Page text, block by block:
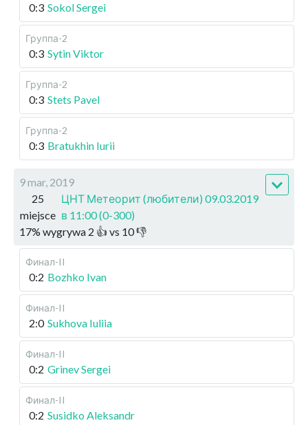
0:3 Sokol Sergei
Группа-2
0:3 Sytin Viktor
Группа-2
0:3 Stets Pavel
Группа-2
0:3 Bratukhin Iurii
9 mar, 2019
25
miejsce
ЦНТ Метеорит (любители) 09.03.2019
в 11:00 (0-300)
17% wygrywa 2 👍 vs 10👎
Финал-II
0:2 Bozhko Ivan
Финал-II
2:0 Sukhova Iuliia
Финал-II
0:2 Grinev Sergei
Финал-II
0:2 Susidko Aleksandr